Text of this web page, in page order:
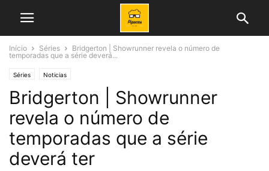
Início Séries
Bridgerton | Showrunner revela o número de
temporadas que a série deverá...
Séries Noticias
Bridgerton | Showrunner
revela o número de
temporadas que a série
deverá ter